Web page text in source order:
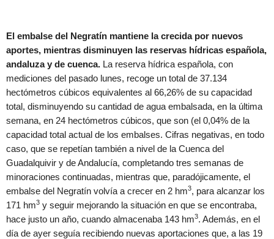
El embalse del Negratín mantiene la crecida por nuevos
aportes, mientras disminuyen las reservas hídricas española,
andaluza y de cuenca. La reserva hídrica española, con
mediciones del pasado lunes, recoge un total de 37.134
hectómetros cúbicos equivalentes al 66,26% de su capacidad
total, disminuyendo su cantidad de agua embalsada, en la última
semana, en 24 hectómetros cúbicos, que son (el 0,04% de la
capacidad total actual de los embalses. Cifras negativas, en todo
caso, que se repetían también a nivel de la Cuenca del
Guadalquivir y de Andalucía, completando tres semanas de
minoraciones continuadas, mientras que, paradójicamente, el
embalse del Negratín volvía a crecer en 2 hm3, para alcanzar los
171 hm3 y seguir mejorando la situación en que se encontraba,
hace justo un año, cuando almacenaba 143 hm3. Además, en el
día de ayer seguía recibiendo nuevas aportaciones que, a las 19